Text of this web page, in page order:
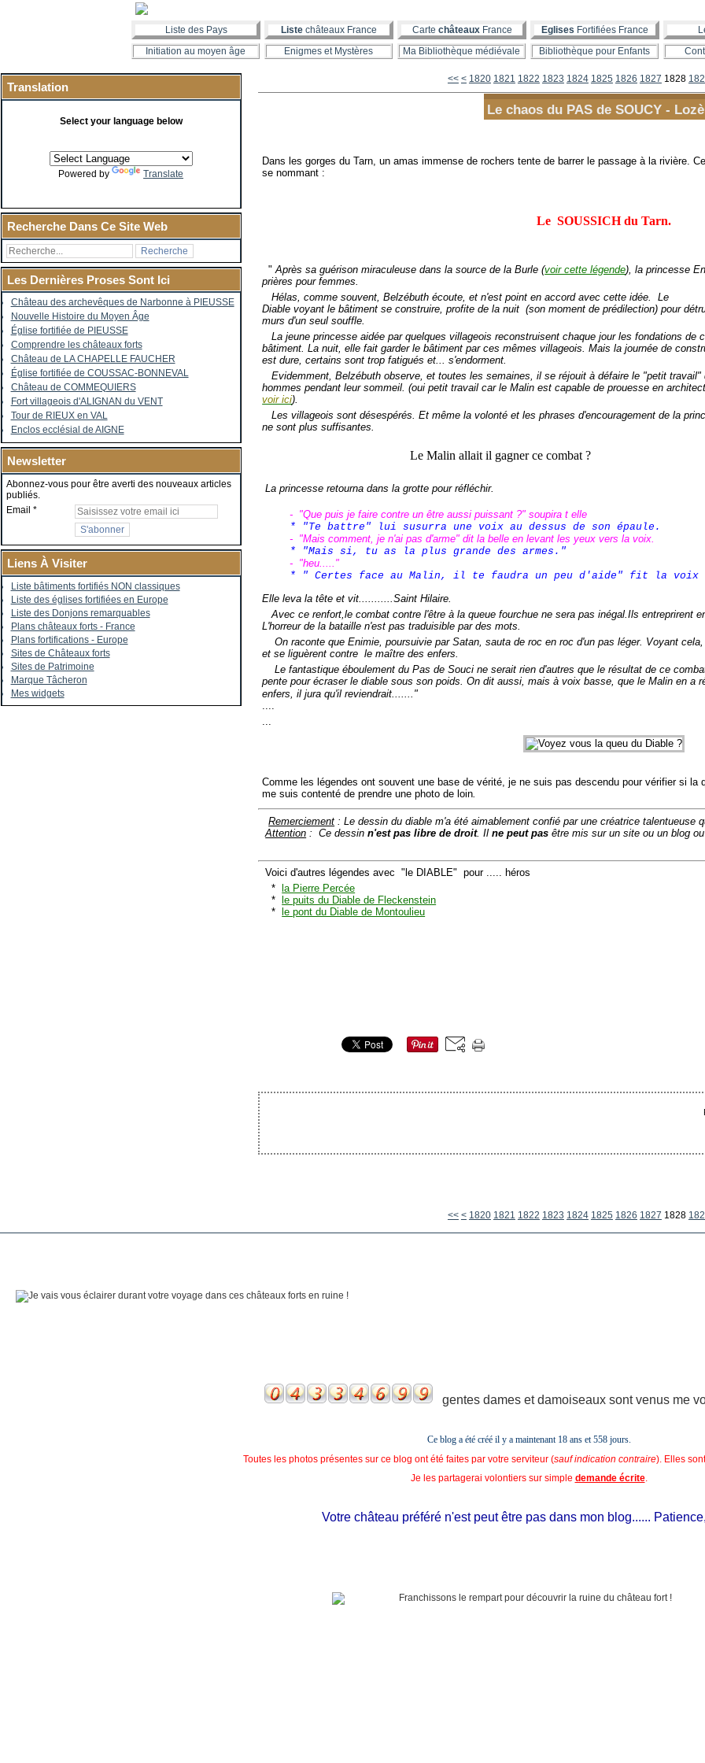
Liste des Pays Liste châteaux France Carte châteauxFrance Eglises Fortifiées France
Initiation au moyen âge
Enigmes et Mystères Ma Bibliothèque médiévale Bibliothèque pour Enfants
Translation
Select your language below
Powered by Translate
Recherche Dans Ce Site Web
Les Dernières Proses Sont Ici
Château des archevêques de Narbonne à PIEUSSE
Nouvelle Histoire du Moyen Âge
Église fortifiée de PIEUSSE
Comprendre les châteaux forts
Château de LA CHAPELLE FAUCHER
Église fortifiée de COUSSAC-BONNEVAL
Château de COMMEQUIERS
Fort villageois d'ALIGNAN du VENT
Tour de RIEUX en VAL
Enclos ecclésial de AIGNE
Newsletter
Abonnez-vous pour être averti des nouveaux articles
publiés.
Email
Liens À Visiter
Liste bâtiments fortifiés NON classiques
Liste des églises fortifiées en Europe
Liste des Donjons remarquables
Plans châteaux forts - France
Plans fortifications - Europe
Sites de Châteaux forts
Sites de Patrimoine
Marque Tâcheron
Mes widgets
<< < 1800
1810
1820 1821 1822 1823 1824 1825 1826 1827 1828
Le chaos du PAS de SOUCY -
Dans les gorges du Tarn, un amas immense de rochers tente de barrer le passage à la rivière.
se nommant :
Le SOUSSICH du Tarn.
" Après sa guérison miraculeuse dans la source de la Burle (voir cette légende), la princesse
prières pour femmes.
Hélas, comme souvent, Belzébuth écoute, et n'est point en accord avec cette idée. Le
Diable voyant le bâtiment se construire, profite de la nuit (son moment de prédilection) pour
murs d'un seul souffle.
La jeune princesse aidée par quelques villageois reconstruisent chaque jour les fondations de
bâtiment. La nuit, elle fait garder le bâtiment par ces mêmes villageois. Mais la journée de
est dure, certains sont trop fatigués et... s'endorment.
Evidemment, Belzébuth observe, et toutes les semaines, il se réjouit à défaire le "petit travail"
hommes pendant leur sommeil. (oui petit travail car le Malin est capable de prouesse en
voir ici).
Les villageois sont désespérés. Et même la volonté et les phrases d'encouragement de la
ne sont plus suffisantes.
Le Malin allait il gagner ce combat ?
La princesse retourna dans la grotte pour réfléchir.
- "Que puis je faire contre un être aussi puissant ?" soupira t elle
* "Te battre" lui susurra une voix au dessus de son épaule.
- "Mais comment, je n'ai pas d'arme" dit la belle en levant les yeux vers la voix.
* "Mais si, tu as la plus grande des armes."
- "heu....."
* " Certes face au Malin, il te faudra un peu d'aide" fit la voix
Elle leva la tête et vit...........Saint Hilaire.
Avec ce renfort,le combat contre l'être à la queue fourchue ne sera pas inégal.Ils entreprirent
L'horreur de la bataille n'est pas traduisible par des mots.
On raconte que Enimie, poursuivie par Satan, sauta de roc en roc d'un pas léger. Voyant
et se liguèrent contre le maître des enfers.
Le fantastique éboulement du Pas de Souci ne serait rien d'autres que le résultat de ce
pente pour écraser le diable sous son poids. On dit aussi, mais à voix basse, que le Malin en a
enfers, il jura qu'il reviendrait......."
Comme les légendes ont souvent une base de vérité, je ne suis pas descendu pour vérifier si
me suis contenté de prendre une photo de loin
Remerciement : Le dessin du diable m'a été aimablement confié par une créatrice talentueuse
Attention : Ce dessinn'est pas libre de droit. Ilne peut pas être mis sur un site ou un blog ou
Voici d'autres légendes avec "le DIABLE" pour ..... héros
*
la Pierre Percée
*
le puits du Diable de Fleckenstein
*
le pont du Diable de Montoulieu
<< < 1800
1810
1820 1821 1822 1823 1824 1825 1826 1827 1828
gentes dames et damoiseaux sont venus me
Ce blog a été créé il y a maintenant 18 ans et558 jours.
Toutes les photos présentes sur ce blog ont été faites par votre serviteur (sauf indication contraire). Elles
Je les partagerai volontiers sur simple demande écrite.
Votre château préféré n'est peut être pas dans mon blog...... Patience,